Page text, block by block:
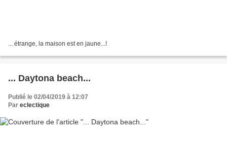
... étrange, la maison est en jaune...!
... Daytona beach...
Publié le 02/04/2019 à 12:07
Par eclectique